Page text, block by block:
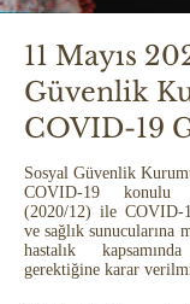
11 Mayıs
Güvenlik
COVID-19
Sosyal Güvenlik
COVID-19 konulu
(2020/12) ile COVID-
ve sağlık sunucularına
hastalık
gerektiğine karar